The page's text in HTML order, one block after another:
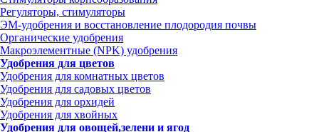
Регуляторы, стимуляторы
ЭМ-удобрения и восстановление плодородия почвы
Органические удобрения
Макроэлементные (NPK) удобрения
Удобрения для цветов
Удобрения для комнатных цветов
Удобрения для садовых цветов
Удобрения для орхидей
Удобрения для хвойных
Удобрения для овощей,зелени и ягод